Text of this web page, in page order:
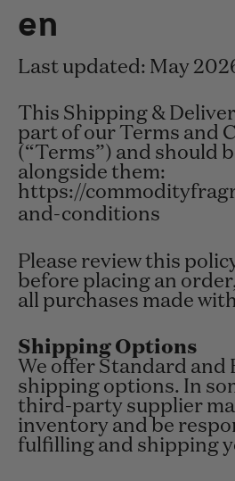
en
Last updated: May
This Shipping &
part of our Terms and
(“Terms”) and should
alongside them:
https://
and-conditions
Please review this
before placing an
all purchases made
Shipping Options
We offer Standard and
shipping options. In
third-party supplier
inventory and be
fulfilling and shipping